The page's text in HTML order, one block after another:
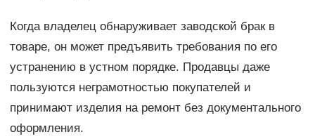
Когда владелец обнаруживает заводской брак в
товаре, он может предъявить требования по его
устранению в устном порядке. Продавцы даже
пользуются неграмотностью покупателей и
принимают изделия на ремонт без документального
оформления.